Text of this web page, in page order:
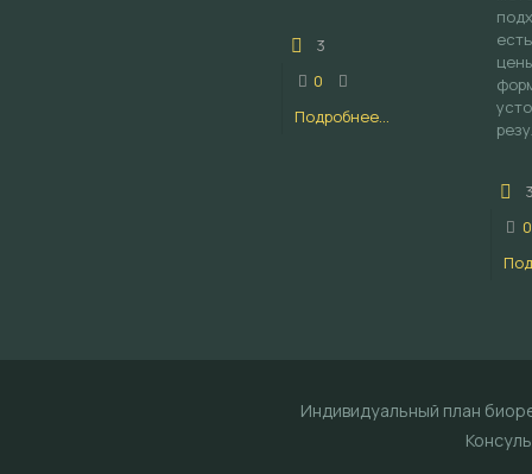
3
0
Подробнее...
0
Индивидуальный план